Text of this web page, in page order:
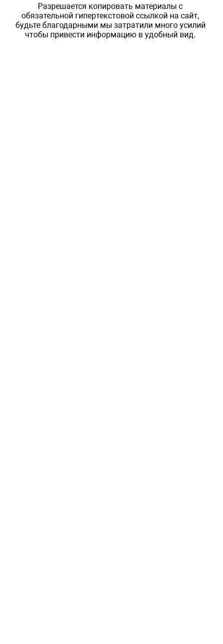
Разрешается копировать материалы с
обязательной гипертекстовой ссылкой на сайт,
будьте благодарными мы затратили много усилий
чтобы привести информацию в удобный вид.